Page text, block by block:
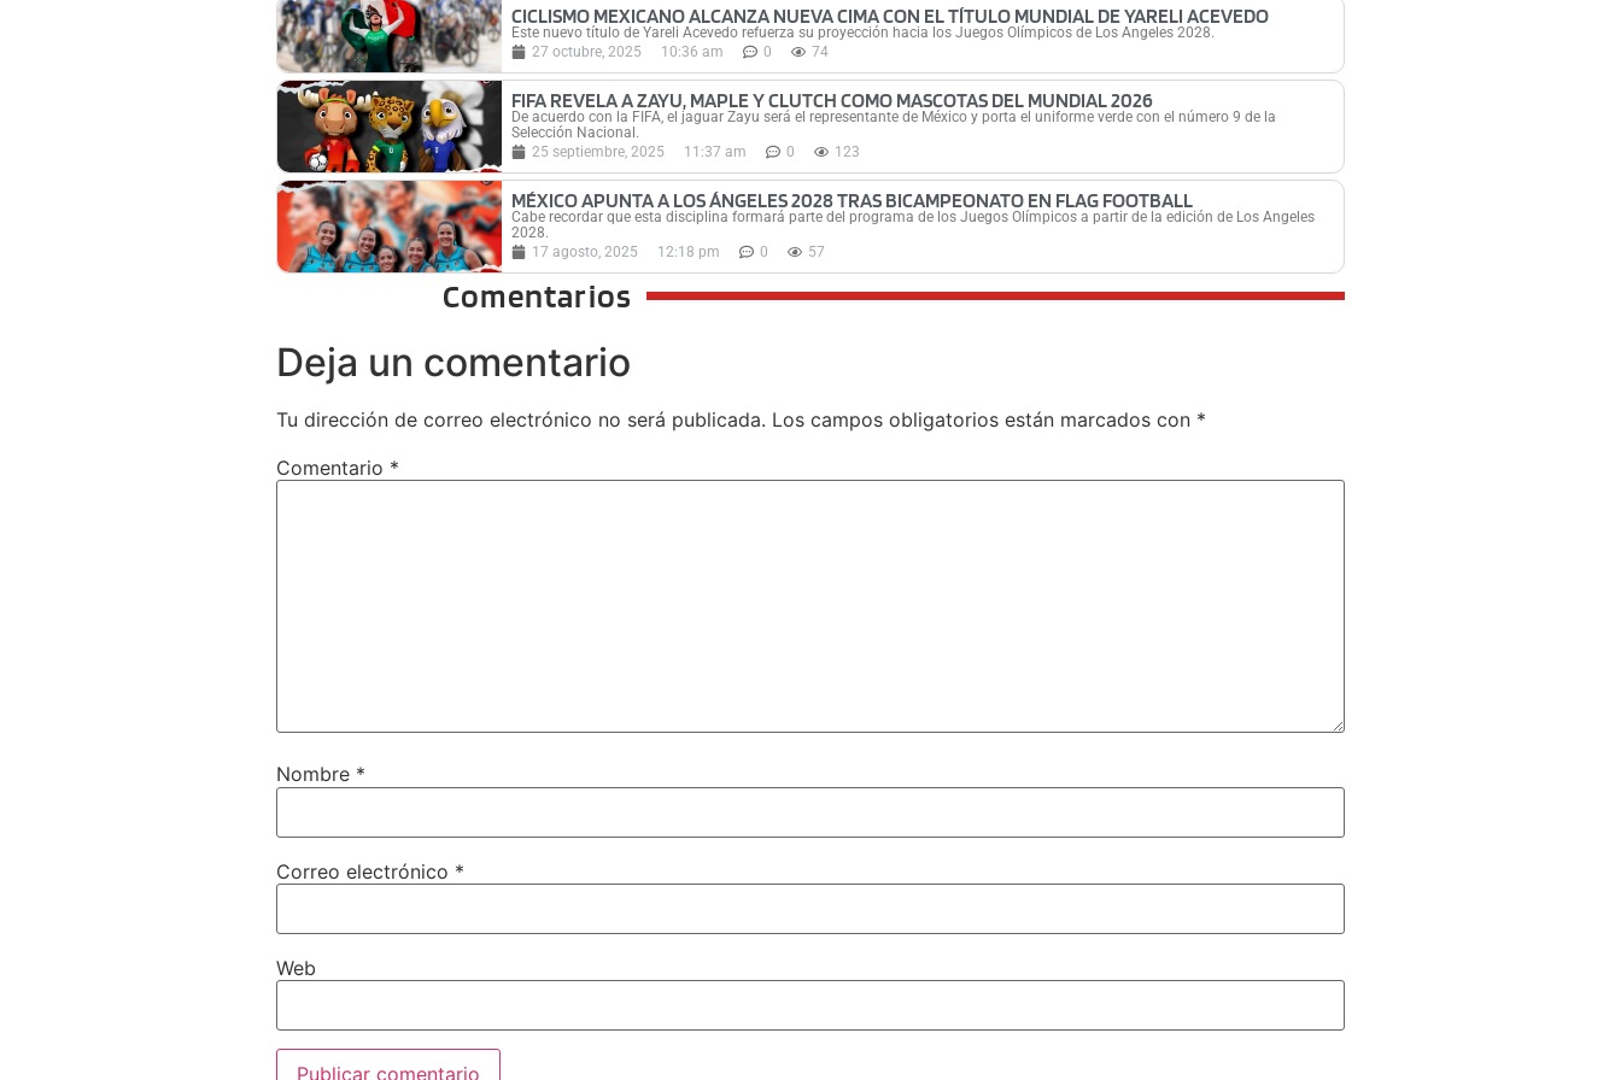
CICLISMO MEXICANO ALCANZA NUEVA CIMA CON EL TÍTULO MUNDIAL DE YARELI ACEVEDO
Este nuevo título de Yareli Acevedo refuerza su proyección hacia los Juegos Olímpicos de Los Ángeles 2028.
27 octubre, 2025
10:36 am 0 74
FIFA REVELA A ZAYU, MAPLE Y CLUTCH COMO MASCOTAS DEL MUNDIAL 2026
De acuerdo con la FIFA, el jaguar Zayu será el representante de México y porta el uniforme verde con el número 9 de la
Selección Nacional.
25 septiembre, 2025
11:37 am 0 123
MÉXICO APUNTA A LOS ÁNGELES 2028 TRAS BICAMPEONATO EN FLAG FOOTBALL
Cabe recordar que esta disciplina formará parte del programa de los Juegos Olímpicos a partir de la edición de Los Ángeles
2028.
17 agosto, 2025
12:18 pm 0 57
Comentarios
Deja un comentario
Tu dirección de correo electrónico no será publicada. Los campos obligatorios están marcados con *
Comentario *
Nombre *
Correo electrónico *
Web